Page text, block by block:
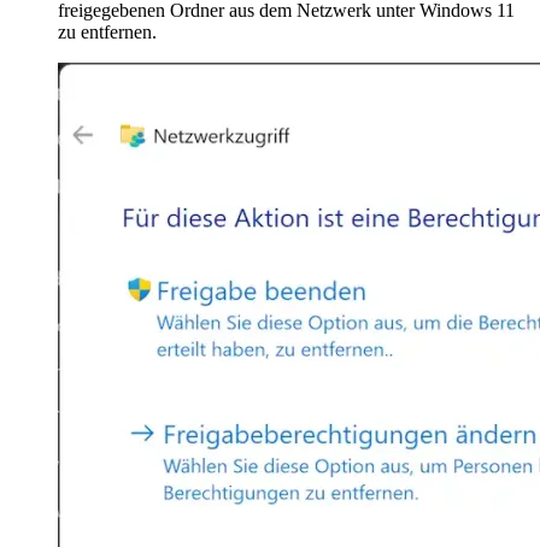
freigegebenen Ordner aus dem Netzwerk unter Windows 11
zu entfernen.